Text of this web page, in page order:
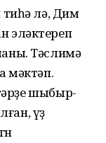
лә, Дим
эләктереп
Тәслимә
мәктәп.
шыбыр-
үҙ